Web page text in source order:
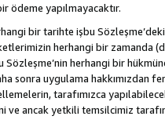
ödeme yapılmayacaktır.
bir tarihte işbu
herhangi bir zamanda
herhangi bir
sonra uygulama hakkımızdan
tarafımızca
ancak yetkili temsilcimiz